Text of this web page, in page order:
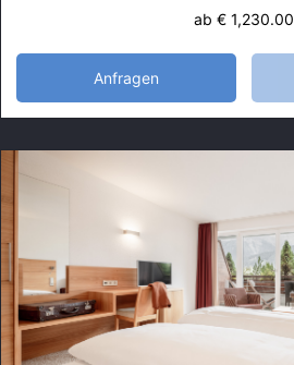
ab € 1,230.00
Anfragen